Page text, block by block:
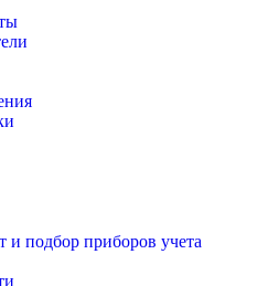
и подбор приборов учета